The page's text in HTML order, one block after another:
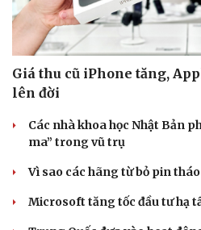
Giá thu cũ iPhone tăng,
lên đời
Các nhà khoa học Nhật Bản
ma” trong vũ trụ
Vì sao các hãng từ bỏ pin
Microsoft tăng tốc đầu tư hạ